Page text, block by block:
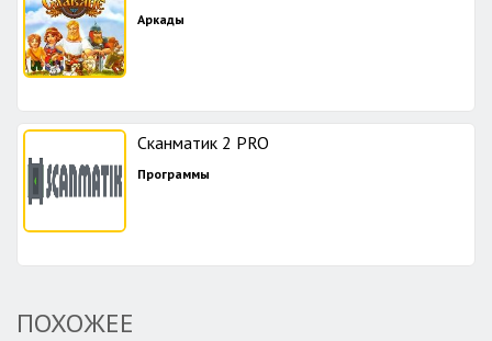
Аркады
Сканматик 2 PRO
Программы
ПОХОЖЕЕ